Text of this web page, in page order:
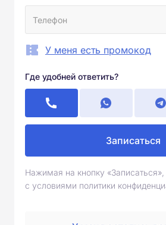
У меня есть промокод
Где удобней ответить?
Записаться
Нажимая на кнопку
с условиями политики